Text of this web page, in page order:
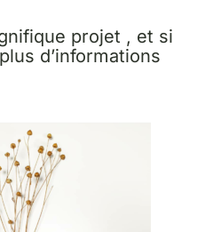
projet , et si
d’informations